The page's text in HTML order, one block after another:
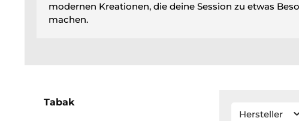
modernen Kreationen, die deine Session zu etwas
machen.
Tabak
Hersteller